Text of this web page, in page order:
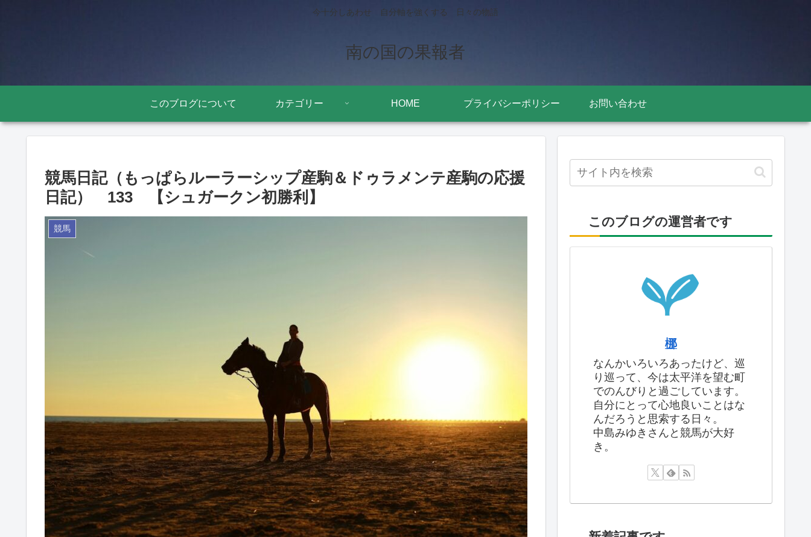
今十分しあわせ 自分軸を強くする 日々の物語
南の国の果報者
このブログについて カテゴリー HOME プライバシーポリシー お問い合わせ
競馬日記（もっぱらルーラーシップ産駒＆ドゥラメンテ産駒の応援
日記） 133 【シュガークン初勝利】
競馬
このブログの運営者です
梛
なんかいろいろあったけど、巡
り巡って、今は太平洋を望む町
でのんびりと過ごしています。
自分にとって心地良いことはな
んだろうと思索する日々。
中島みゆきさんと競馬が大好
き。